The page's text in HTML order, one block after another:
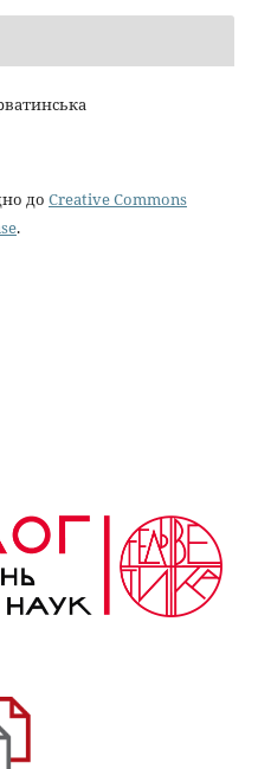
до Creative Commons
.